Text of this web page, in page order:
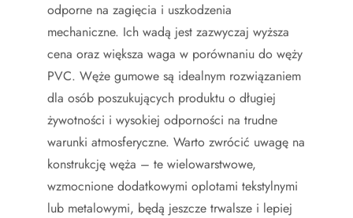
odporne na zagięcia i uszkodzenia
mechaniczne. Ich wadą jest zazwyczaj wyższa
cena oraz większa waga w porównaniu do węży
PVC. Węże gumowe są idealnym rozwiązaniem
dla osób poszukujących produktu o długiej
żywotności i wysokiej odporności na trudne
warunki atmosferyczne. Warto zwrócić uwagę na
konstrukcję węża – te wielowarstwowe,
wzmocnione dodatkowymi oplotami tekstylnymi
lub metalowymi, będą jeszcze trwalsze i lepiej